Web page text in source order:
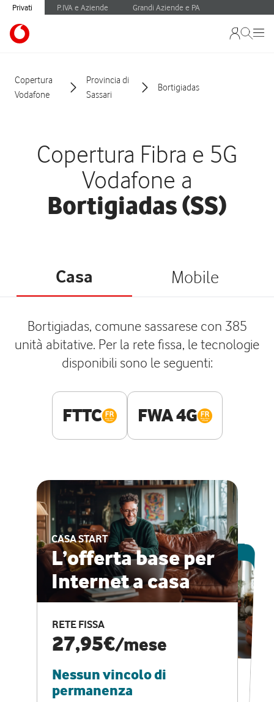
Privati P.IVA e Aziende Grandi Aziende e PA
Copertura
Vodafone
Provincia di
Sassari
Bortigiadas
Copertura Fibra e 5G
Vodafone a
Bortigiadas (SS)
Casa Mobile
Bortigiadas, comune sassarese con 385
unità abitative. Per la rete fissa, le tecnologie
disponibili sono le seguenti:
FTTC FWA 4G
CASA START
L’offerta base per
Internet a casa
RETE FISSA
27,95€/mese
Nessun vincolo di
permanenza
ESCLUSIVA ONLINE
CASA PRO
Internet veloce e
vantaggi speciali
RETE FISSA + VODAFONE CLUB
29,95€